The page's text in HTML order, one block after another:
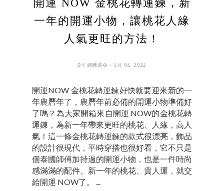
開運 NOW 金桃花轉運鍊，新
一年的開運小物，讓桃花人緣
人氣更旺的方法！
BY 媽咪莉亞 - 1月 06, 2022
開運NOW 金桃花轉運鍊好快就要迎來新的一
年農曆年了，農曆年前必備的開運小物準備好
了嗎？為大家開箱來自開運 NOW的金桃花轉
運鍊，為新一年帶來更旺的桃花、人緣，高人
氣！這一條金桃花轉運鍊的款式很漂亮，飾品
的設計很現代，平時穿搭也很好看，它不只是
個泰國師傅加持過的開運小物，也是一件時尚
感滿滿的配件。新一年的桃花、貴人運，就交
給開運 NOW了。 ...